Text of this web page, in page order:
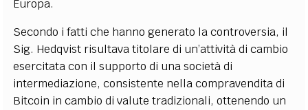
Europa.
Secondo i fatti che hanno generato la controversia, il
Sig. Hedqvist risultava titolare di un’attività di cambio
esercitata con il supporto di una società di
intermediazione, consistente nella compravendita di
Bitcoin in cambio di valute tradizionali, ottenendo un